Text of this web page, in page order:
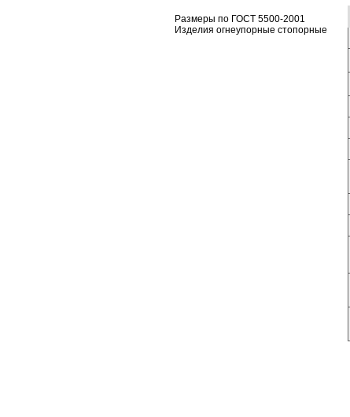
Размеры по ГОСТ 5500-2001
Изделия огнеупорные стопорные